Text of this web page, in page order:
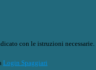
con le istruzioni necessarie.
Login Spaggiari